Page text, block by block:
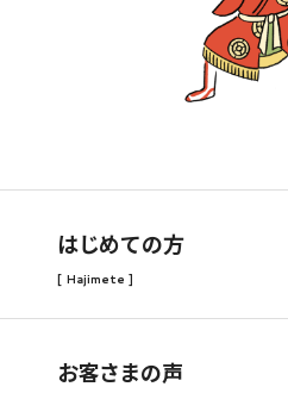
はじめての方
[ Hajimete ]
お客さまの声